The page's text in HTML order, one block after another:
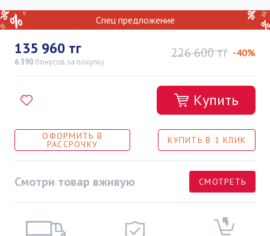
Спец предложение
135 960 тг
6 390 бонусов за покупку
226 600 тг -40%
Купить
ОФОРМИТЬ В
РАССРОЧКУ КУПИТЬ В 1 КЛИК
Смотри товар вживую СМОТРЕТЬ